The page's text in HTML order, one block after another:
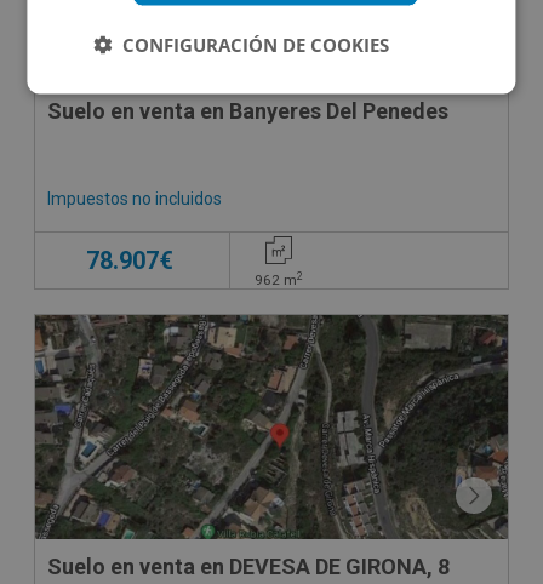
Suelo en venta en Banyeres Del Penedes
Impuestos no incluidos
78.907€
962 m2
Suelo en venta en DEVESA DE GIRONA, 8
CONFIGURACIÓN DE COOKIES